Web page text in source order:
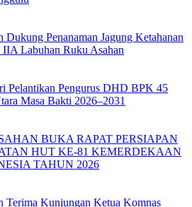
Penanaman Jagung Ketahanan
IIA Labuhan Ruku Asahan
Pelantikan Pengurus DHD BPK 45
Masa Bakti 2026–2031
BUKA RAPAT PERSIAPAN
HUT KE-81 KEMERDEKAAN
TAHUN 2026
Terima Kunjungan Ketua Komnas